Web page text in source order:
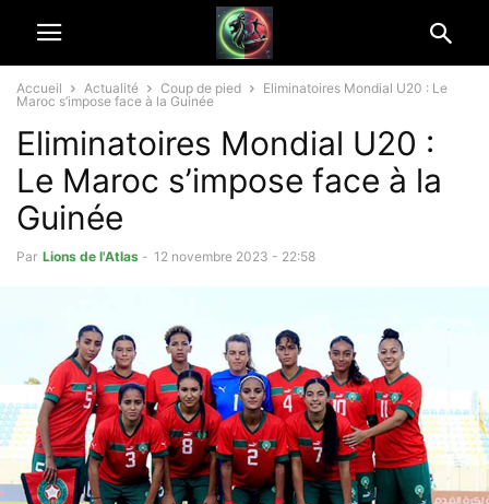
Accueil Actualité Coup de pied
Eliminatoires Mondial U20 : Le
Maroc s’impose face à la Guinée
Eliminatoires Mondial U20 :
Le Maroc s’impose face à la
Guinée
Par Lions de l'Atlas - 12 novembre 2023 - 22:58